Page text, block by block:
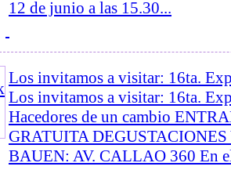
12 de junio a las 15.30...
Los invitamos a visitar: 16ta.
Los invitamos a visitar: 16ta.
Hacedores de un cambio
GRATUITA
BAUEN: AV. CALLAO 360 En